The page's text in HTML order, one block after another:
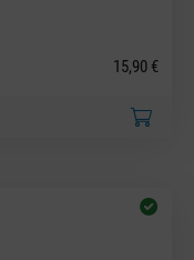
15,90 €